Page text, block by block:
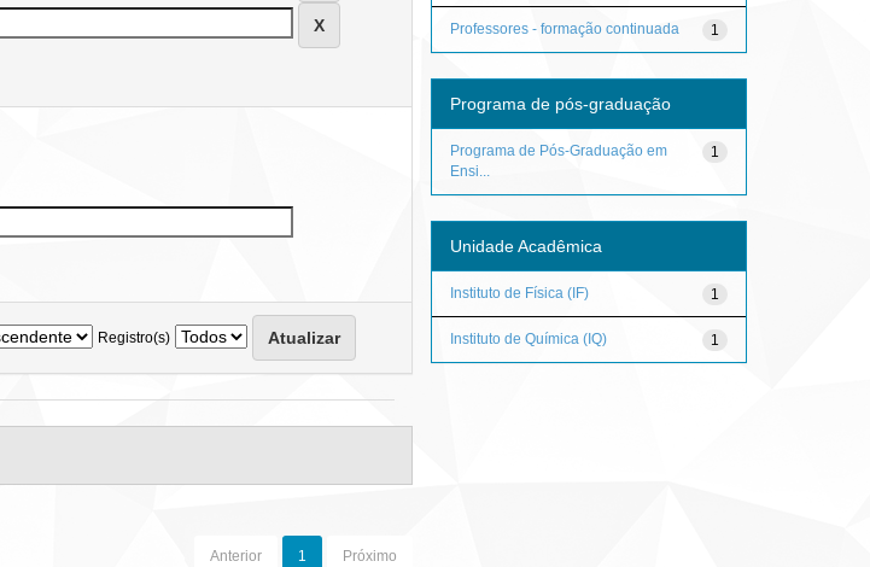
Registro(s)
Anterior 1 Próximo
1
Professores - formação continuada
Programa de pós-graduação
1
Programa de Pós-Graduação em
Ensi...
Unidade Acadêmica
1
Instituto de Física (IF)
1
Instituto de Química (IQ)